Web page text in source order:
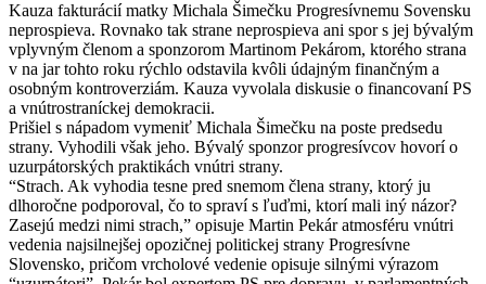
Kauza fakturácií matky Michala Šimečku Progresívnemu Sovensku
neprospieva. Rovnako tak strane neprospieva ani spor s jej bývalým
vplyvným členom a sponzorom Martinom Pekárom, ktorého strana
v na jar tohto roku rýchlo odstavila kvôli údajným finančným a
osobným kontroverziám. Kauza vyvolala diskusie o financovaní PS
a vnútrostraníckej demokracii.
Prišiel s nápadom vymeniť Michala Šimečku na poste predsedu
strany. Vyhodili však jeho. Bývalý sponzor progresívcov hovorí o
uzurpátorských praktikách vnútri strany.
“Strach. Ak vyhodia tesne pred snemom člena strany, ktorý ju
dlhoročne podporoval, čo to spraví s ľuďmi, ktorí mali iný názor?
Zasejú medzi nimi strach,” opisuje Martin Pekár atmosféru vnútri
vedenia najsilnejšej opozičnej politickej strany Progresívne
Slovensko, pričom vrcholové vedenie opisuje silnými výrazom